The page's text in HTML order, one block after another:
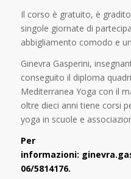
Il corso è gratuito, è
singole giornate di
abbigliamento comodo e
Ginevra Gasperini,
conseguito il diploma
Mediterranea Yoga con il
oltre dieci anni tiene corsi
yoga in scuole e
Per
informazioni:
06/5814176.